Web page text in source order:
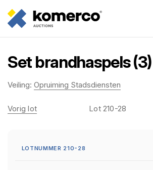
Set brandhaspels (3)
Veiling: Opruiming Stadsdiensten
Vorig lot Lot 210-28
LOTNUMMER 210-28